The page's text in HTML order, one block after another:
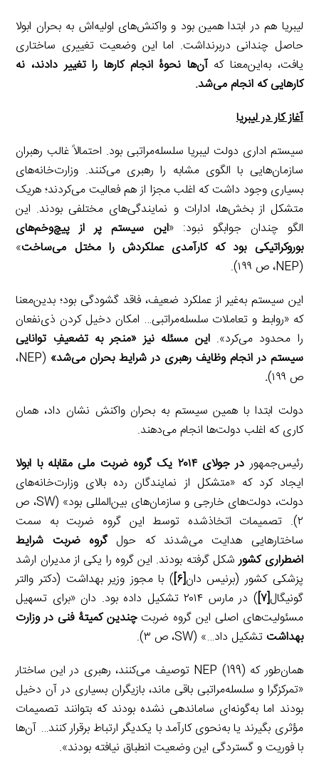
لیبریا هم در ابتدا همین بود و واکنش‌های اولیه‌اش به بحران ابولا
حاصل چندانی دربرنداشت. اما این وضعیت تغییری ساختاری
یافت، به‌این‌معنا کهآن‌ها نحوۀ انجام کارها را تغییر دادند، نه
کارهایی که انجام می‌شد.
آغاز کار در لیبریا
سیستم اداری دولت لیبریا سلسله‌مراتبی بود. احتمالاً غالب رهبران
سازمان‌هایی با الگوی مشابه را رهبری می‌کنند. وزارت‌خانه‌های
بسیاری وجود داشت که اغلب مجزا از هم فعالیت می‌کردند؛ هریک
متشکل از بخش‌ها، ادارات و نمایندگی‌های مختلفی بودند. این
الگو چندان جوابگو نبود: «این سیستم پر از پیچ‌وخم‌های
بوروکراتیکی بود که کارآمدی عملکردش را مختل می‌ساخت»
(NEP، ص ۱۹۹).
این سیستم به‌غیر از عملکرد ضعیف، فاقد گشودگی بود؛ بدین‌معنا
که «روابط و تعاملات سلسله‌مراتبی… امکان دخیل کردن ذی‌نفعان
را محدود می‌کرد».این مسئله نیز «منجر به تضعیفِ توانایی
سیستم در انجام وظایف رهبری در شرایط بحران می‌شد»
(NEP،
ص ۱۹۹)
.
دولت ابتدا با همین سیستم به بحران واکنش نشان داد، همان
کاری که اغلب دولت‌ها انجام می‌دهند.
رئیس‌جمهور در جولای ۲۰۱۴ یک گروه ضربت ملی مقابله با ابولا
ایجاد کرد که «متشکل از نمایندگان رده بالای وزارت‌خانه‌های
دولت، دولت‌های خارجی و سازمان‌های بین‌المللی بود» (SW، ص
۲). تصمیمات اتخاذشده توسط این گروه ضربت به سمت
ساختارهایی هدایت می‌شدند که حولگروه ضربت شرایط
اضطراری کشورشکل گرفته بودند. این گروه را یکی از مدیران ارشد
پزشکی کشور (برنیس دان[۶] ) با مجوز وزیر بهداشت (دکتر والتر
گونیگال[۷]
) در مارس ۲۰۱۴ تشکیل داده بود. دان «برای تسهیل
مسئولیت‌های اصلی این گروه ضربتچندین کمیتۀ فنی در وزارت
بهداشت تشکیل داد…» (SW، ص ۳).
همان‌طور که NEP (199) توصیف می‌کنند، رهبری در این ساختار
«تمرکزگرا و سلسله‌مراتبی باقی ماند، بازیگران بسیاری در آن دخیل
بودند اما به‌گونه‌ای ساماندهی نشده بودند که بتوانند تصمیمات
مؤثری بگیرند یا به‌نحوی کارآمد با یکدیگر ارتباط برقرار کنند… آن‌ها
با فوریت و گستردگی این وضعیت انطباق نیافته بودند».